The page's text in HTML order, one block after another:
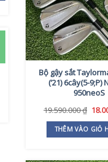
Bộ gậy sắt
(’21) 6cây(5-9;P)
950neoS
19.590.000₫ Giá
là:
THÊM VÀO GIỎ